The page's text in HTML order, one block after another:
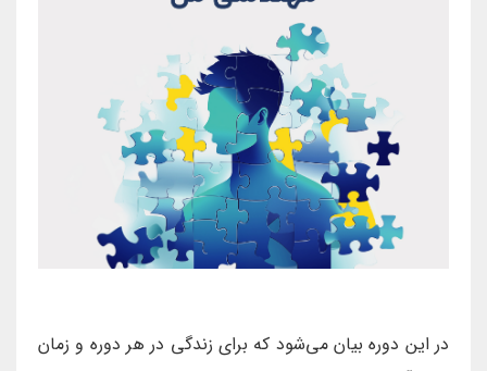
در این دوره بیان می‌شود که برای زندگی در هر دوره و زمان